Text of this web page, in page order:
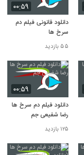
۰۰:۵۹
دانلود قانونی فیلم دم
سرخ ها
۵۵ بازدید
۰۰:۵۹
دانلود فیلم دم سرخ ها
رضا شفیعی جم
۱۲۵ بازدید